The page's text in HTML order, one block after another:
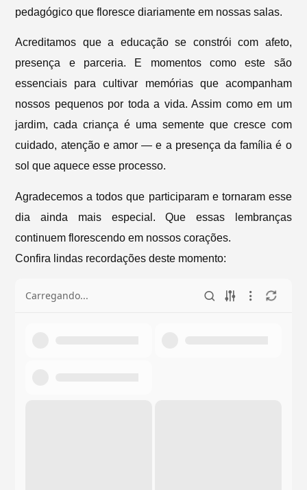
pedagógico que floresce diariamente em nossas salas.
Acreditamos que a educação se constrói com afeto,
presença e parceria. E momentos como este são
essenciais para cultivar memórias que acompanham
nossos pequenos por toda a vida. Assim como em um
jardim, cada criança é uma semente que cresce com
cuidado, atenção e amor — e a presença da família é o
sol que aquece esse processo.
Agradecemos a todos que participaram e tornaram esse
dia ainda mais especial. Que essas lembranças
continuem florescendo em nossos corações.
Confira lindas recordações deste momento:
Carregando...